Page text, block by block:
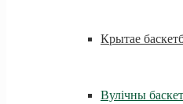
Крытае
Вулічны